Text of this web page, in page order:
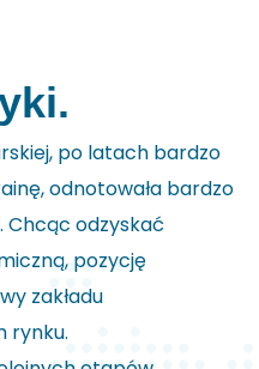
po latach bardzo
odnotowała bardzo
Chcąc odzyskać
pozycję
zakładu
rynku.